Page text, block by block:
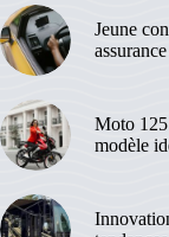
Jeune
Moto
modèle